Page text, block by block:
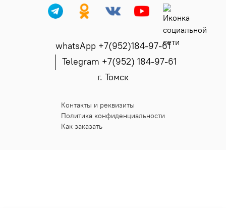
whatsApp +7(952)184-97-61
Telegram +7(952) 184-97-61
г. Томск
Контакты и реквизиты
Политика конфиденциальности
Как заказать